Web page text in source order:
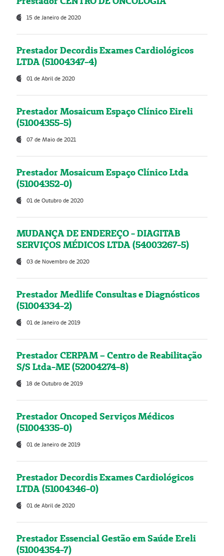
15 de Janeiro de 2020
Prestador Decordis Exames Cardiológicos
LTDA (51004347-4)
01 de Abril de 2020
Prestador Mosaicum Espaço Clínico Eireli
(51004355-5)
07 de Maio de 2021
Prestador Mosaicum Espaço Clínico Ltda
(51004352-0)
01 de Outubro de 2020
MUDANÇA DE ENDEREÇO - DIAGITAB
SERVIÇOS MÉDICOS LTDA (54003267-5)
03 de Novembro de 2020
Prestador Medlife Consultas e Diagnósticos
(51004334-2)
01 de Janeiro de 2019
Prestador CERPAM – Centro de Reabilitação
S/S Ltda-ME (52004274-8)
18 de Outubro de 2019
Prestador Oncoped Serviços Médicos
(51004335-0)
01 de Janeiro de 2019
Prestador Decordis Exames Cardiológicos
LTDA (51004346-0)
01 de Abril de 2020
Prestador Essencial Gestão em Saúde Ereli
(51004354-7)